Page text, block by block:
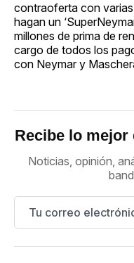
contraoferta con
hagan un
millones de prima de
cargo de todos los
con Neymar y
Recibe lo mejor
Noticias, opinión,